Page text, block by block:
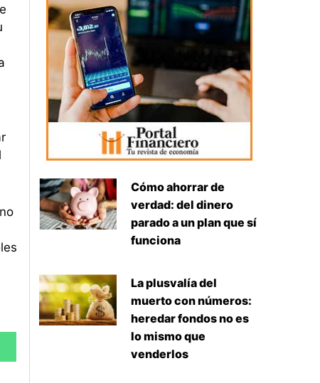
Cómo ahorrar de
verdad: del dinero
parado a un plan que sí
funciona
La plusvalía del
muerto con números:
heredar fondos no es
lo mismo que
venderlos